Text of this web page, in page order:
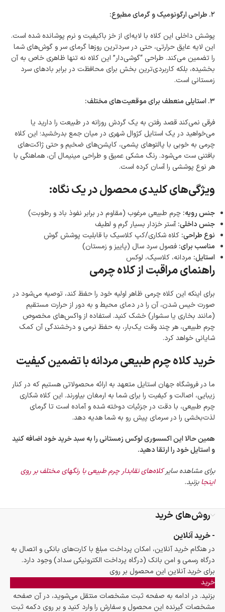
۲. طراحی ارگونومیک و گرمای مطبوع:
پوشش داخلی این کلاه با لایه‌ای از خز باکیفیت و نرم پوشانده شده است.
این لایه عایق حرارتی، حتی در سردترین روزها گرمای سر و گوش‌های شما
را تضمین می‌کند. طراحی “گوشی‌دار” این کلاه نه تنها ظاهری خاص به آن
بخشیده، بلکه کاربردی‌ترین بخش برای محافظت در برابر بادهای سرد
زمستانی است.
۳. استایلی منعطف برای موقعیت‌های مختلف:
فرقی نمی‌کند قصد رفتن به یک گردش روزانه در طبیعت را دارید یا
می‌خواهید در یک استایل کژوال شهری در میان جمع بدرخشید؛ این کلاه
چرمی به خوبی با پالتوهای پشمی، کاپشن‌های ضخیم و حتی ژاکت‌های
بافتنی ست می‌شود. رنگ مشکی عمیق و طراحی مینیمال آن، هماهنگی با
هر نوع پوششی را آسان کرده است.
ویژگی‌های کلیدی محصول در یک نگاه:
جنس رویه: چرم طبیعی مرغوب (مقاوم در برابر نفوذ باد و رطوبت)
جنس داخلی: آستر خزدار بسیار گرم و لطیف
نوع طراحی: کلاه شکاری/کپ کلاسیک با قابلیت پوشش گوش
مناسب برای: فصول سرد سال (پاییز و زمستان)
استایل: مردانه، کلاسیک، لوکس
راهنمای مراقبت از کلاه چرمی
برای اینکه این کلاه چرمی ظاهر اولیه خود را حفظ کند، توصیه می‌شود در
صورت خیس شدن، آن را در دمای محیط و به دور از حرارت مستقیم
(مانند بخاری یا سشوار) خشک کنید. استفاده از واکس‌های مخصوص
چرم طبیعی، هر چند وقت یک‌بار، به حفظ نرمی و درخشندگی آن کمک
شایانی خواهد کرد.
خرید کلاه چرم طبیعی مردانه با تضمین کیفیت
ما در فروشگاه جهان استایل متعهد به ارائه محصولاتی هستیم که در کنار
زیبایی، اصالت و کیفیت را برای شما به ارمغان بیاورند. این کلاه شکاری
چرم طبیعی، با دقت در جزئیات دوخته شده و آماده است تا گرمای
لذت‌بخشی را در سرمای پیش رو به شما هدیه دهد.
همین حالا این اکسسوری لوکس زمستانی را به سبد خرید خود اضافه کنید
و استایل خود را ارتقا دهید.
برای مشاهده سایرکلاه‌های نقابدار چرم طبیعی با رنگهای مختلف بر روی
اینجابزنید.
روش‌های خرید
- خرید آنلاین
در هنگام خرید آنلاین، امکان پرداخت مبلغ با کارت‌های بانکی و اتصال به
درگاه رسمی و امن بانک (درگاه پرداخت الکترونیکی سداد) وجود دارد.
برای خرید آنلاین این محصول بر روی
خرید
بزنید. در ادامه به صفحه ثبت مشخصات منتقل می‌شوید، در آن صفحه
مشخصات گیرنده این محصول و سفارش را وارد کنید و بر روی دکمه ثبت